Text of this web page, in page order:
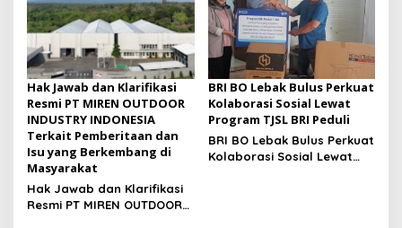
Hak Jawab dan Klarifikasi
Resmi PT MIREN OUTDOOR
INDUSTRY INDONESIA
Terkait Pemberitaan dan
Isu yang Berkembang di
Masyarakat
Hak Jawab dan Klarifikasi
Resmi PT MIREN OUTDOOR
BRI BO Lebak Bulus Perkuat
Kolaborasi Sosial Lewat
Program TJSL BRI Peduli
BRI BO Lebak Bulus Perkuat
Kolaborasi Sosial Lewat